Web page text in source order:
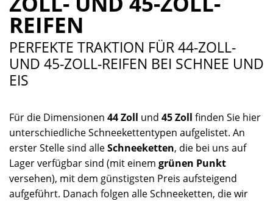
REIFEN
PERFEKTE TRAKTION FÜR 44-ZOLL-
UND 45-ZOLL-REIFEN BEI SCHNEE UND
EIS
Für die Dimensionen 44 Zoll und 45 Zoll finden Sie hier
unterschiedliche Schneekettentypen aufgelistet. An
erster Stelle sind alleSchneeketten, die bei uns auf
Lager verfügbar sind (mit einem grünen Punkt
versehen), mit dem günstigsten Preis aufsteigend
aufgeführt. Danach folgen alle Schneeketten, die wir